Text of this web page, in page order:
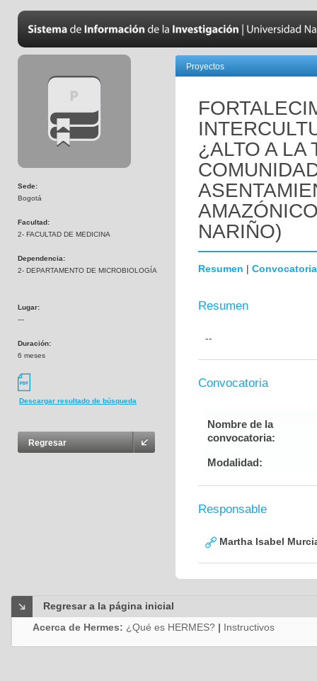
Sede:
Bogotá
Facultad:
2- FACULTAD DE MEDICINA
Dependencia:
2- DEPARTAMENTO DE MICROBIOLOGÍA
Lugar:
---
Duración:
6 meses
Descargar resultado de búsqueda
Regresar
Proyectos
¿ALTO A LA
NARIÑO)
Resumen | Convocatoria
Resumen
--
Convocatoria
Nombre de la
convocatoria:
Modalidad:
Responsable
Martha Isabel
Regresar a la página inicial
Acerca de Hermes: ¿Qué es HERMES? | Instructivos